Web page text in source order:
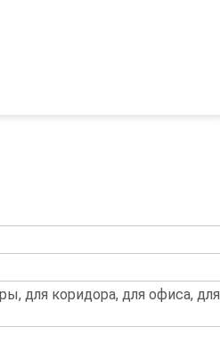
для коридора, для офиса, для